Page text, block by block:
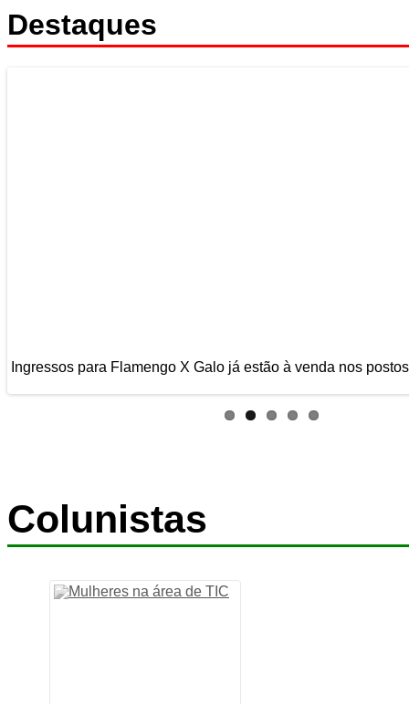
Destaques
Ingressos para Flamengo X Galo já estão à venda nos
Colunistas